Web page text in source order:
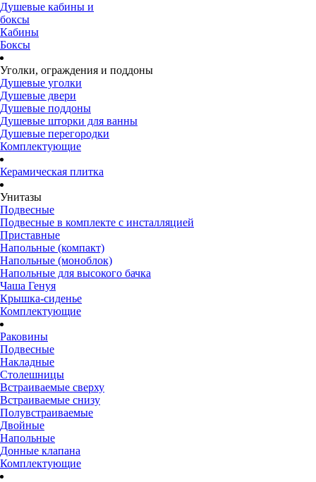
Душевые кабины и
боксы
Кабины
Боксы
Уголки, ограждения и поддоны
Душевые уголки
Душевые двери
Душевые поддоны
Душевые шторки для ванны
Душевые перегородки
Комплектующие
Керамическая плитка
Унитазы
Подвесные
Подвесные в комплекте с инсталляцией
Приставные
Напольные (компакт)
Напольные (моноблок)
Напольные для высокого бачка
Чаша Генуя
Крышка-сиденье
Комплектующие
Раковины
Подвесные
Накладные
Столешницы
Встраиваемые сверху
Встраиваемые снизу
Полувстраиваемые
Двойные
Напольные
Донные клапана
Комплектующие